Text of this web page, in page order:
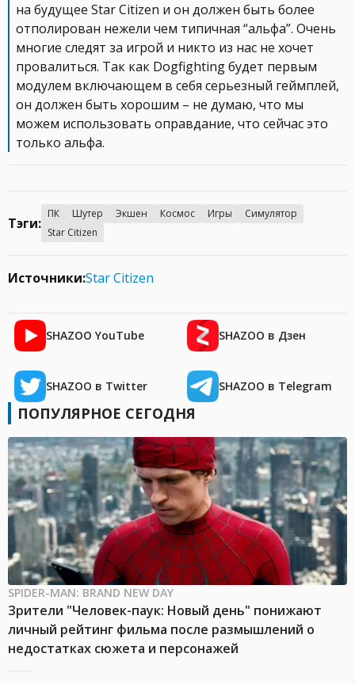
на будущее Star Citizen и он должен быть более
отполирован нежели чем типичная “альфа”. Очень
многие следят за игрой и никто из нас не хочет
провалиться. Так как Dogfighting будет первым
модулем включающем в себя серьезный геймплей,
он должен быть хорошим – не думаю, что мы
можем использовать оправдание, что сейчас это
только альфа.
Тэги:
ПК Шутер Экшен Космос Игры
Симулятор
Star Citizen
Источники:Star Citizen
SHAZOO YouTube SHAZOO в Дзен
SHAZOO в Twitter SHAZOO в Telegram
ПОПУЛЯРНОЕ СЕГОДНЯ
SPIDER-MAN: BRAND NEW DAY
Зрители "Человек-паук: Новый день" понижают
личный рейтинг фильма после размышлений о
недостатках сюжета и персонажей